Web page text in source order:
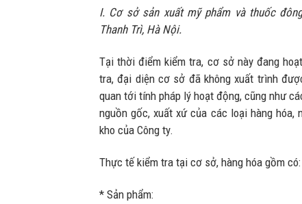
I. Cơ sở sản xuất mỹ phẩm và thuốc
Thanh Trì, Hà Nội.
Tại thời điểm kiểm tra, cơ sở này đang
tra, đại diện cơ sở đã không xuất trình
quan tới tính pháp lý hoạt động, cũng như
nguồn gốc, xuất xứ của các loại hàng hóa,
kho của Công ty.
Thực tế kiểm tra tại cơ sở, hàng hóa gồm có:
* Sản phẩm: